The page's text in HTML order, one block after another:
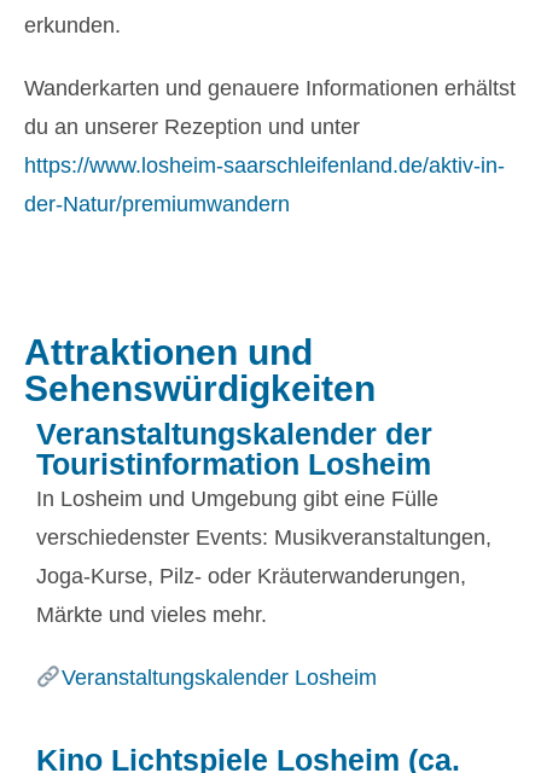
erkunden.
Wanderkarten und genauere Informationen erhältst
du an unserer Rezeption und unter
https://www.losheim-saarschleifenland.de/aktiv-in-
der-Natur/premiumwandern
Attraktionen und
Sehenswürdigkeiten
Veranstaltungskalender der
Touristinformation Losheim
In Losheim und Umgebung gibt eine Fülle
verschiedenster Events: Musikveranstaltungen,
Joga-Kurse, Pilz- oder Kräuterwanderungen,
Märkte und vieles mehr.
Veranstaltungskalender Losheim
Kino Lichtspiele Losheim (ca.